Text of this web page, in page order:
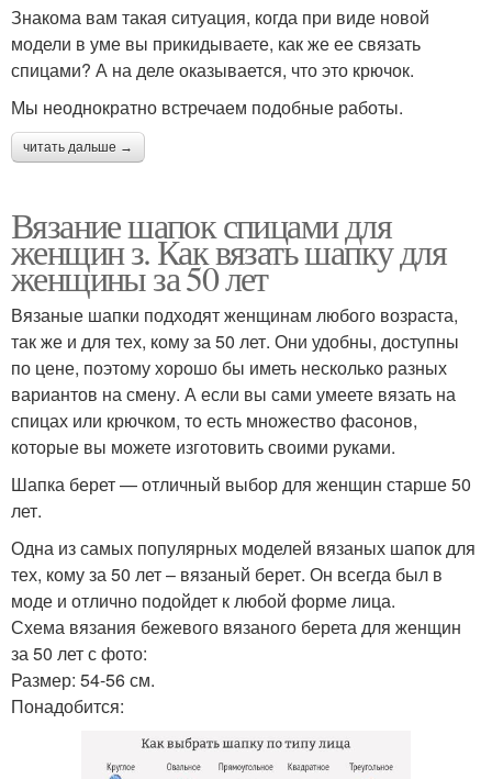
Знакома вам такая ситуация, когда при виде новой
модели в уме вы прикидываете, как же ее связать
спицами? А на деле оказывается, что это крючок.
Мы неоднократно встречаем подобные работы.
читать дальше →
Вязание шапок спицами для
женщин з. Как вязать шапку для
женщины за 50 лет
Вязаные шапки подходят женщинам любого возраста,
так же и для тех, кому за 50 лет. Они удобны, доступны
по цене, поэтому хорошо бы иметь несколько разных
вариантов на смену. А если вы сами умеете вязать на
спицах или крючком, то есть множество фасонов,
которые вы можете изготовить своими руками.
Шапка берет — отличный выбор для женщин старше 50
лет.
Одна из самых популярных моделей вязаных шапок для
тех, кому за 50 лет – вязаный берет. Он всегда был в
моде и отлично подойдет к любой форме лица.
Схема вязания бежевого вязаного берета для женщин
за 50 лет с фото:
Размер: 54-56 см.
Понадобится: